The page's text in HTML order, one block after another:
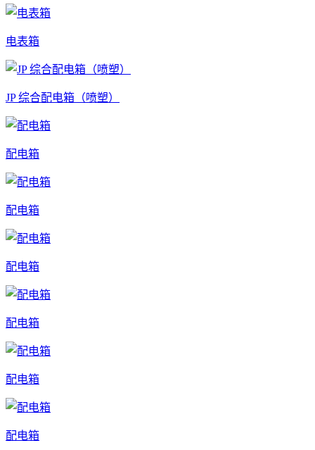
电表箱
JP 综合配电箱（喷塑）
配电箱
配电箱
配电箱
配电箱
配电箱
配电箱